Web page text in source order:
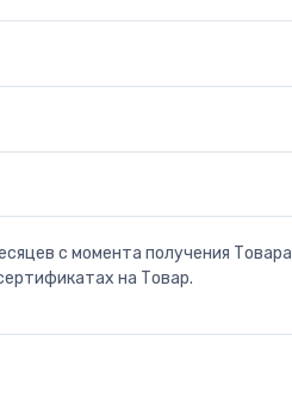
с момента получения Товара
на Товар.